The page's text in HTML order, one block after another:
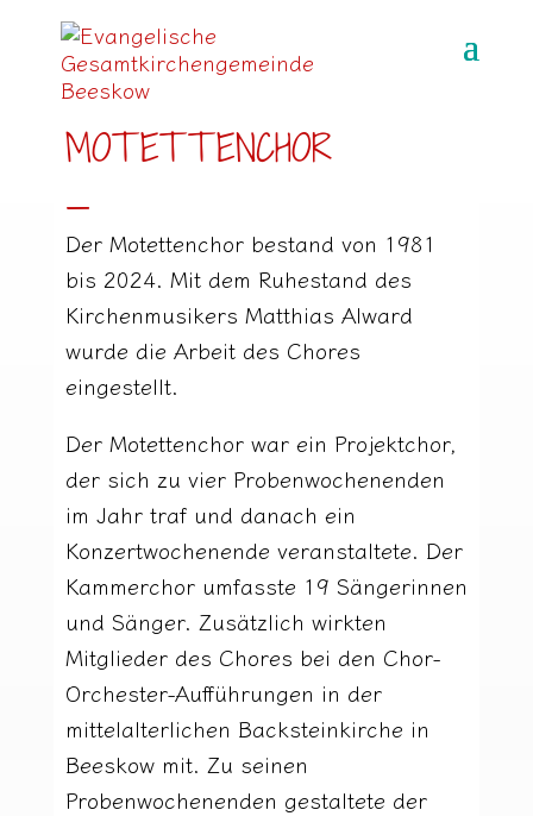
MOTETTENCHOR
_
Der Motettenchor bestand von 1981
bis 2024. Mit dem Ruhestand des
Kirchenmusikers Matthias Alward
wurde die Arbeit des Chores
eingestellt.
Der Motettenchor war ein Projektchor,
der sich zu vier Probenwochenenden
im Jahr traf und danach ein
Konzertwochenende veranstaltete. Der
Kammerchor umfasste 19 Sängerinnen
und Sänger. Zusätzlich wirkten
Mitglieder des Chores bei den Chor-
Orchester-Aufführungen in der
mittelalterlichen Backsteinkirche in
Beeskow mit. Zu seinen
Probenwochenenden gestaltete der